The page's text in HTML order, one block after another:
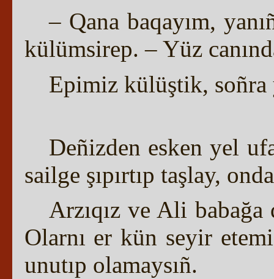
– Qana baqayım,
külümsirep. – Yüz
Epimiz külüştik, soñra
Deñizden esken yel
sailge şıpırtıp taşlay,
Arzıqız ve Ali
Olarnı er kün seyir
unutıp olamaysıñ.